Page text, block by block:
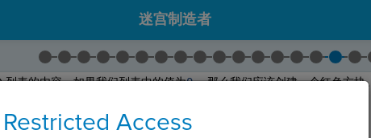
迷宫制造者
列表的内容。如果我们列表中的值为0，那么我们应该创建一个红色方块。
并将"yes"更改为0。
Restricted Access